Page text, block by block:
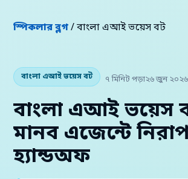
স্পিকলার ব্লগ/ বাংলা এআই ভয়েস বট
বাংলা এআই ভয়েস বট ৭ মিনিট পড়া২৬ জুন ২০২৬
বাংলা এআই ভয়েস
মানব এজেন্টে
হ্যান্ডঅফ